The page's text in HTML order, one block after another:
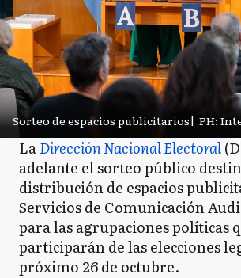
Sorteo de espacios publicitarios| PH:
LaDirección Nacional Electoral
adelante el sorteo público
distribución de espacios
Servicios de Comunicación
para las agrupaciones políticas
participarán de las elecciones
próximo 26 de octubre.